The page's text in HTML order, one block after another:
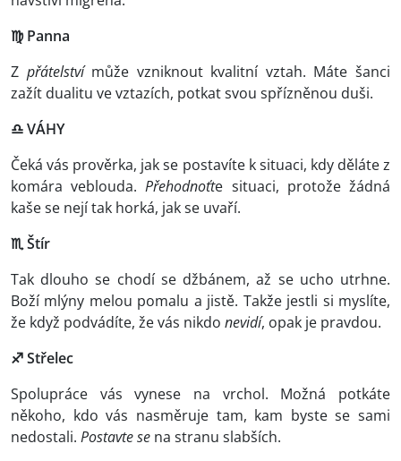
♍ Panna
Z přátelstvímůže vzniknout kvalitní vztah. Máte šanci
zažít dualitu ve vztazích, potkat svou spřízněnou duši.
♎ VÁHY
Čeká vás prověrka, jak se postavíte k situaci, kdy děláte z
komára veblouda.Přehodnoťte situaci, protože žádná
kaše se nejí tak horká, jak se uvaří.
♏ Štír
Tak dlouho se chodí se džbánem, až se ucho utrhne.
Boží mlýny melou pomalu a jistě. Takže jestli si myslíte,
že když podvádíte, že vás nikdo nevidí, opak je pravdou.
♐ Střelec
Spolupráce vás vynese na vrchol. Možná potkáte
někoho, kdo vás nasměruje tam, kam byste se sami
nedostali. Postavte se na stranu slabších.